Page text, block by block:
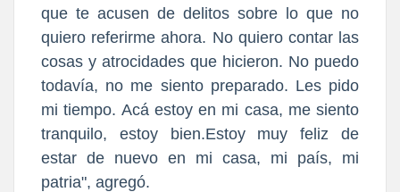
que te acusen de delitos sobre lo que no
quiero referirme ahora. No quiero contar las
cosas y atrocidades que hicieron. No puedo
todavía, no me siento preparado. Les pido
mi tiempo. Acá estoy en mi casa, me siento
tranquilo, estoy bien.Estoy muy feliz de
estar de nuevo en mi casa, mi país, mi
patria", agregó.